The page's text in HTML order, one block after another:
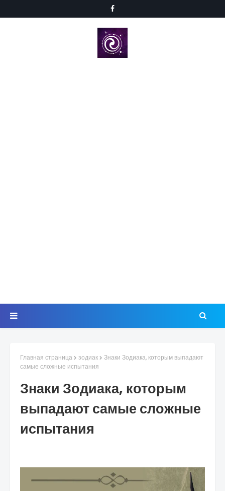
Главная страница зодиак
Знаки Зодиака, которым выпадают
самые сложные испытания
Знаки Зодиака, которым
выпадают самые сложные
испытания